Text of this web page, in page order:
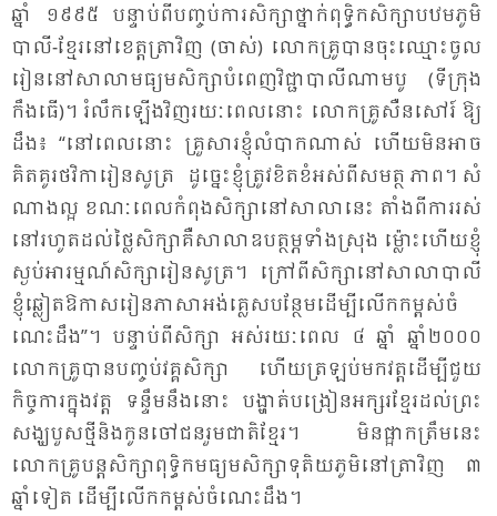
ឆ្នាំ ១៩៩៥ បន្ទាប់​ពី​បញ្ចប់​ការ​សិក្សា​ថ្នាក់​ពុទ្ធិក​សិក្សា​បឋម​ភូមិ​
បា​លី​-ខ្មែរ​នៅ​ខេត្ត​ត្រា​វិញ (ចាស់) លោក​គ្រូ​បាន​ចុះ​ឈ្មោះ​ចូល​
រៀន​នៅ​សា​លា​មធ្យម​សិក្សា​បំ​ពេញ​វិជ្ជា​បា​លី​ណាម​បូ (ទី​ក្រុង​
កឹង​ធើ)។ រំលឹក​ឡើង​វិញ​រយៈ​ពេល​នោះ លោក​គ្រូ​សឺន​សៅរ៍​ ឱ្យ​
ដឹង៖ “នៅ​ពេល​នោះ គ្រួ​សារខ្ញុំ​លំ​បាក​ណាស់ ហើយ​មិន​អាច​
គិត​គូរ​ថវិកា​រៀន​សូ​ត្រ​ ដូច្នេះ​ខ្ញុំ​ត្រូវ​ខិត​ខំ​អស់​ពី​សមត្ថ​ ​​ភាព​។ សំ​
ណាង​ល្អ​ ខណៈ​ពេល​កំ​ពុង​សិក្សា​នៅ​សា​លា​នេះ តាំង​ពី​ការ​រស់​
នៅ​រហូត​ដល់​ថ្លៃ​សិក្សា​គឺ​សា​លា​ឧបត្ថម្ភ​ទាំង​ស្រុង ម៉្លោះ​ហើយ​ខ្ញុំ​
ស្ងប់​អា​រម្មណ៍​សិក្សា​រៀន​សូត្រ។ ក្រៅ​ពី​សិក្សា​នៅ​សា​លា​បា​លី
ខ្ញុំ​ឆ្លៀត​ឱ​កាស​រៀន​ភា​សា​អង់​គ្លេស​បន្ថែម​ដើម្បី​លើក​កម្ពស់​ចំ​
ណេះ​ដឹង”។ បន្ទាប់​ពី​សិក្សា អស់​រយៈ​ពេល ៤ ឆ្នាំ ឆ្នាំ​២០០០
លោក​គ្រូ​បាន​បញ្ចប់​វគ្គ​សិក្សា ហើយ​ត្រ​ឡប់​មក​វត្ត​ដើម្បី​ជួយ​
កិច្ច​ការ​ក្នុង​វត្ត ទន្ទឹម​នឹង​នោះ បង្ហាត់​បង្រៀន​អក្សរ​ខ្មែរ​ដល់​ព្រះ​
សង្ឃ​បួស​ថ្មី​និង​កូន​ចៅ​ជន​រួម​ជាតិ​ខ្មែរ។ មិន​ផ្អាក​ត្រឹម​នេះ
លោក​គ្រូ​បន្ត​សិក្សា​ពុទ្ធិក​មធ្យម​សិក្សា​ទុតិយ​ភូមិ​នៅ​ត្រា​វិញ ៣
ឆ្នាំ​ទៀត ដើម្បី​លើក​កម្ពស់​ចំ​ណេះ​ដឹង។